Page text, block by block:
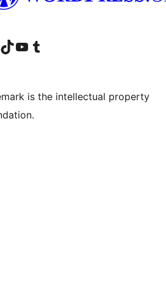
bezoeken
account
LinkedIn account
Bezoek ons TikTok account
Bezoek ons YouTube kanaalBezoek ons Tumblr account
is the intellectual property